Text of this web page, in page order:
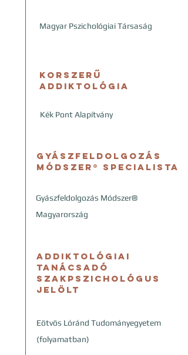
Magyar Pszichológiai Társaság
Korszerű
addiktológia
Kék Pont Alapítvány
Gyászfeldolgozás
Módszer® Specialista
Gyászfeldolgozás Módszer®
Magyarország
​Addiktológiai
tanácsadó
szakpszichológus
jelölt
Eötvös Lóránd Tudományegyetem
(folyamatban)